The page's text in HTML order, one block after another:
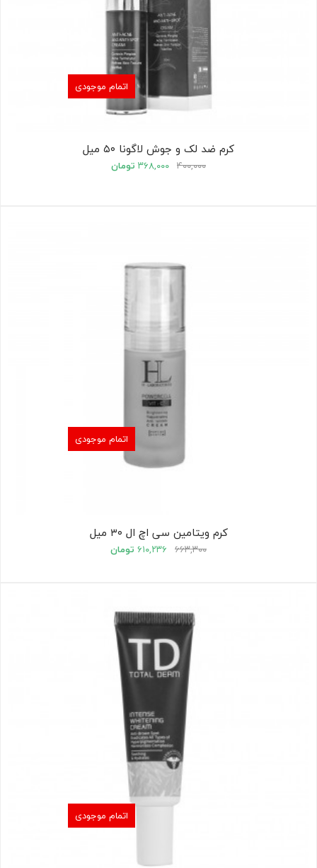
اتمام موجودی
کرم ضد لک و جوش لاگونا ۵۰ میل
۴۰۰,۰۰۰ ۳۶۸,۰۰۰ تومان
اتمام موجودی
کرم ویتامین سی اچ ال ۳۰ میل
۶۶۳,۳۰۰ ۶۱۰,۲۳۶ تومان
اتمام موجودی